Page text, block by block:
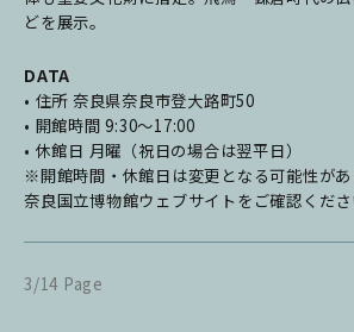
どを展示。
DATA
• 住所 奈良県奈良市登大路町50
• 開館時間 9:30～17:00
• 休館日 月曜（祝日の場合は翌平日）
※開館時間・休館日は変更となる可能性が
奈良国立博物館ウェブサイトをご確認くださ
3/14 Page